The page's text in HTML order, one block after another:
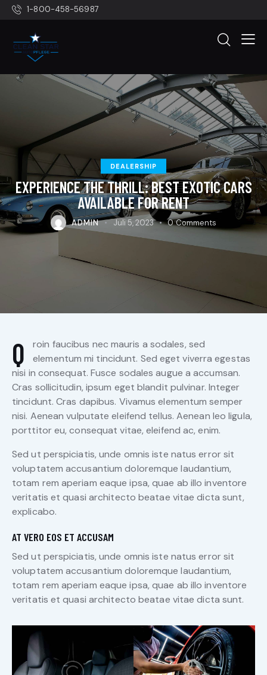
1-800-458-56987
DEALERSHIP
EXPERIENCE THE THRILL: BEST EXOTIC CARS
AVAILABLE FOR RENT
ADMIN Juli 5, 2023 0 Comments
Q
roin faucibus nec mauris a sodales, sed
elementum mi tincidunt. Sed eget viverra egestas
nisi in consequat. Fusce sodales augue a accumsan.
Cras sollicitudin, ipsum eget blandit pulvinar. Integer
tincidunt. Cras dapibus. Vivamus elementum semper
nisi. Aenean vulputate eleifend tellus. Aenean leo ligula,
porttitor eu, consequat vitae, eleifend ac, enim.
Sed ut perspiciatis, unde omnis iste natus error sit
voluptatem accusantium doloremque laudantium,
totam rem aperiam eaque ipsa, quae ab illo inventore
veritatis et quasi architecto beatae vitae dicta sunt,
explicabo.
AT VERO EOS ET ACCUSAM
Sed ut perspiciatis, unde omnis iste natus error sit
voluptatem accusantium doloremque laudantium,
totam rem aperiam eaque ipsa, quae ab illo inventore
veritatis et quasi architecto beatae vitae dicta sunt.